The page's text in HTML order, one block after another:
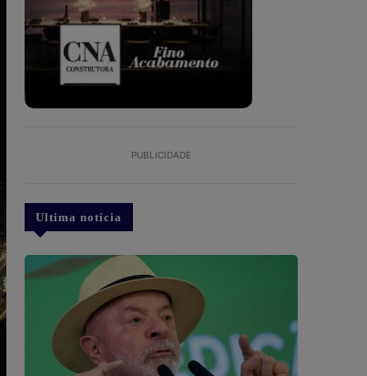
PUBLICIDADE
Ultima notícia